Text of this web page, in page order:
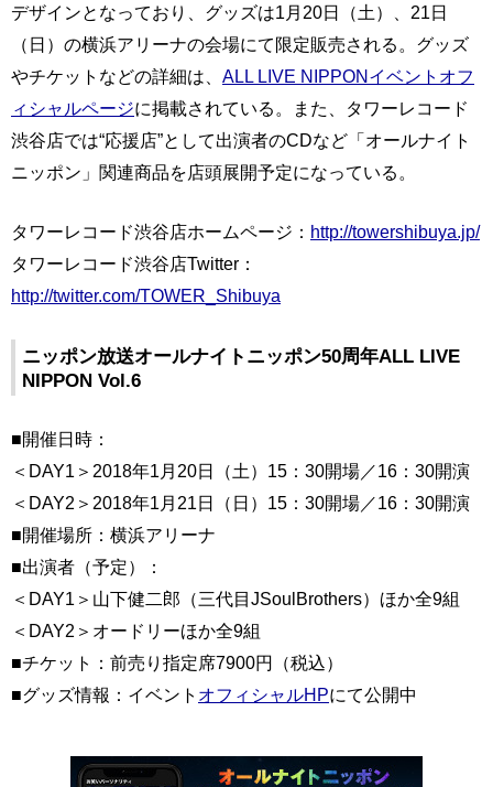
デザインとなっており、グッズは1月20日（土）、21日
（日）の横浜アリーナの会場にて限定販売される。グッズ
やチケットなどの詳細は、 ALL LIVE NIPPONイベントオフ
ィシャルページに掲載されている。また、タワーレコード
渋谷店では“応援店”として出演者のCDなど「オールナイト
ニッポン」関連商品を店頭展開予定になっている。
タワーレコード渋谷店ホームページ： http://towershibuya.jp/
タワーレコード渋谷店Twitter：
http://twitter.com/TOWER_Shibuya
ニッポン放送オールナイトニッポン50周年ALL LIVE
NIPPON Vol.6
■開催日時：
＜DAY1＞2018年1月20日（土）15：30開場／16：30開演
＜DAY2＞2018年1月21日（日）15：30開場／16：30開演
■開催場所：横浜アリーナ
■出演者（予定）：
＜DAY1＞山下健二郎（三代目JSoulBrothers）ほか全9組
＜DAY2＞オードリーほか全9組
■チケット：前売り指定席7900円（税込）
■グッズ情報：イベント オフィシャルHPにて公開中